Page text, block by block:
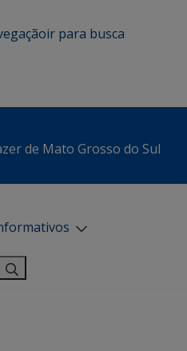
ir para busca
de Mato Grosso do Sul